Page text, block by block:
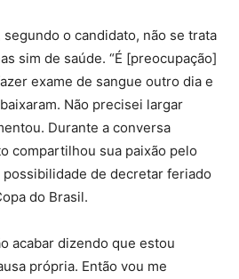
o candidato, não se trata
sim de saúde. “É [preocupação]
exame de sangue outro dia e
Não precisei largar
Durante a conversa
compartilhou sua paixão pelo
possibilidade de decretar feriado
do Brasil.
acabar dizendo que estou
própria. Então vou me